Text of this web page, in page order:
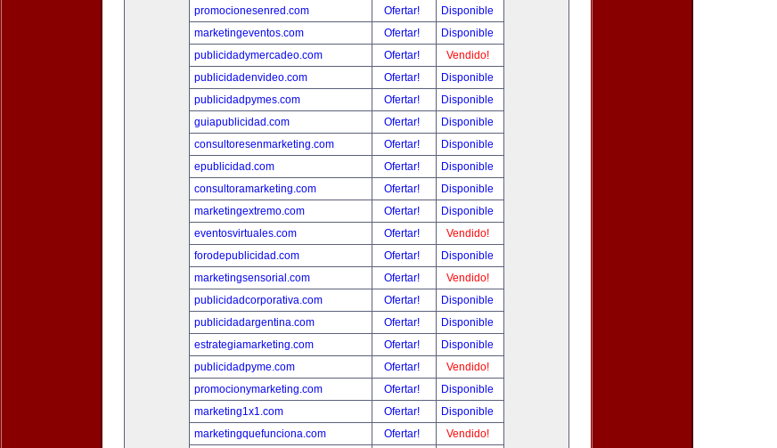
promocionesenred.com
Ofertar!
Disponible
marketingeventos.com
Ofertar!
Disponible
publicidadymercadeo.com
Ofertar!
Vendido!
publicidadenvideo.com
Ofertar!
Disponible
publicidadpymes.com
Ofertar!
Disponible
guiapublicidad.com
Ofertar!
Disponible
consultoresenmarketing.com
Ofertar!
Disponible
epublicidad.com
Ofertar!
Disponible
consultoramarketing.com
Ofertar!
Disponible
marketingextremo.com
Ofertar!
Disponible
eventosvirtuales.com
Ofertar!
Vendido!
forodepublicidad.com
Ofertar!
Disponible
marketingsensorial.com
Ofertar!
Vendido!
publicidadcorporativa.com
Ofertar!
Disponible
publicidadargentina.com
Ofertar!
Disponible
estrategiamarketing.com
Ofertar!
Disponible
publicidadpyme.com
Ofertar!
Vendido!
promocionymarketing.com
Ofertar!
Disponible
marketing1x1.com
Ofertar!
Disponible
marketingquefunciona.com
Ofertar!
Vendido!